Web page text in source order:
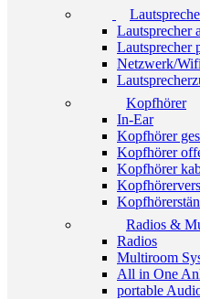
Lautsprecher
Lautsprecher
Netzwerk/
Kopfhörer
In-Ear
Kopfhörer
Kopfhörer
Kopfhörer
Radios &
Radios
Multiroom
All in One
portable